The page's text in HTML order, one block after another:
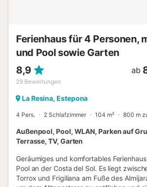
Ferienhaus für 4 Personen,
und Pool sowie Garten
8,9
29 Bewertungen
ab
La Resina, Estepona
4 Pers. 2 Schlafzimmer 104 m² 800 m
Außenpool, Pool, WLAN, Parken auf
Terrasse, TV, Garten
Geräumiges und komfortables
Pool an der Costa del Sol. Es liegt
Torrox und Frigiliana am Fuße des